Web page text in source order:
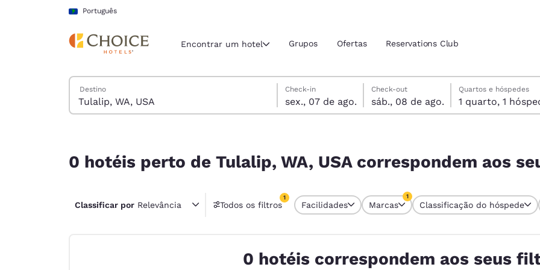
Pular Para Conteúdo Principal
Português
Região e localização atuais
Américas
English
Estados Unidos
Español Español
Encontrar um hotel Grupos Ofertas Reservations Club
Pesquisar hotéis
Destino
sexta-feira, 7 de agosto
Check-in
sex., 07 de ago.
sábado, 8 de agosto
Check-out
sáb., 08 de ago.
sábado, 8 de agosto data de check-out selecionada
sexta-feira, 7 de agosto data do check-in selecionada
Quartos e hóspedes
1 quarto, 1
0 hotéis perto de Tulalip, WA, USA correspondem aos
Classificar por Relevância Todos os filtros
1
1 filtro atualmente selecionado
Facilidades Marcas
1
Classificação do hóspede
0 hotéis correspondem aos seus